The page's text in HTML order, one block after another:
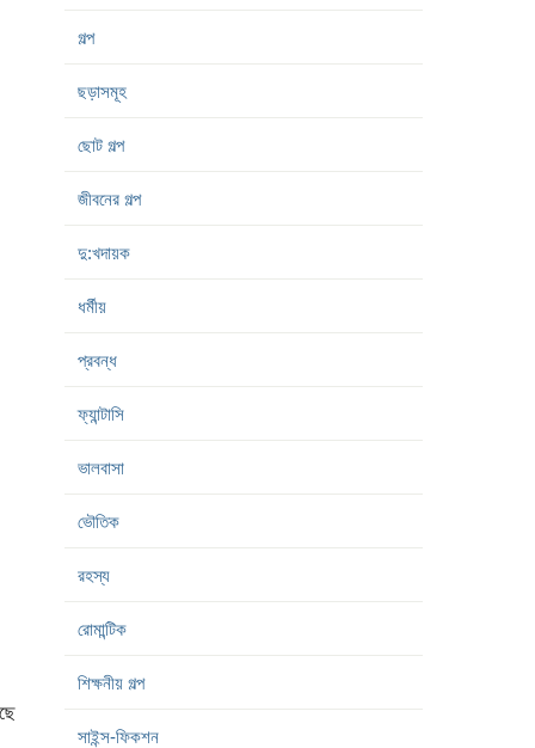
গল্প
ছড়াসমূহ
ছোট গল্প
জীবনের গল্প
দু:খদায়ক
ধর্মীয়
প্রবন্ধ
ফ্যান্টাসি
ভালবাসা
ভৌতিক
রহস্য
রোমান্টিক
শিক্ষনীয় গল্প
সাইন্স-ফিকশন